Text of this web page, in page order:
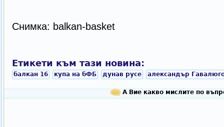
Снимка: balkan-basket
Етикети към тази новина:
балкан 16 купа на бФБ дунав русе александър
А Вие какво мислите по